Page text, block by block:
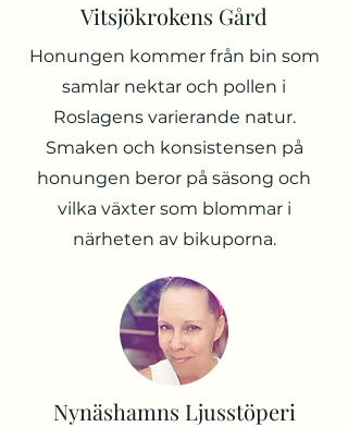
Vitsjökrokens Gård
Honungen kommer från bin som
samlar nektar och pollen i
Roslagens varierande natur.
Smaken och konsistensen på
honungen beror på säsong och
vilka växter som blommar i
närheten av bikuporna.
Nynäshamns Ljusstöperi